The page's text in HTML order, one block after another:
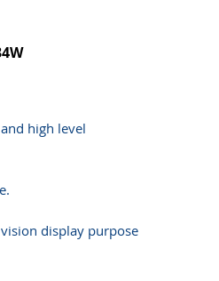
high level
display purpose